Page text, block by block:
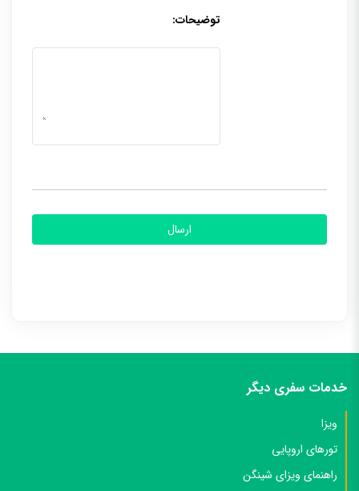
توضیحات:
خدمات سفری دیگر
ویزا
تورهای اروپایی
راهنمای ویزای شینگن